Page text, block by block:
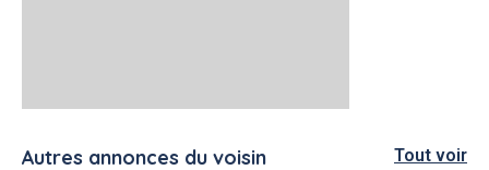
Autres annonces du voisin Tout voir